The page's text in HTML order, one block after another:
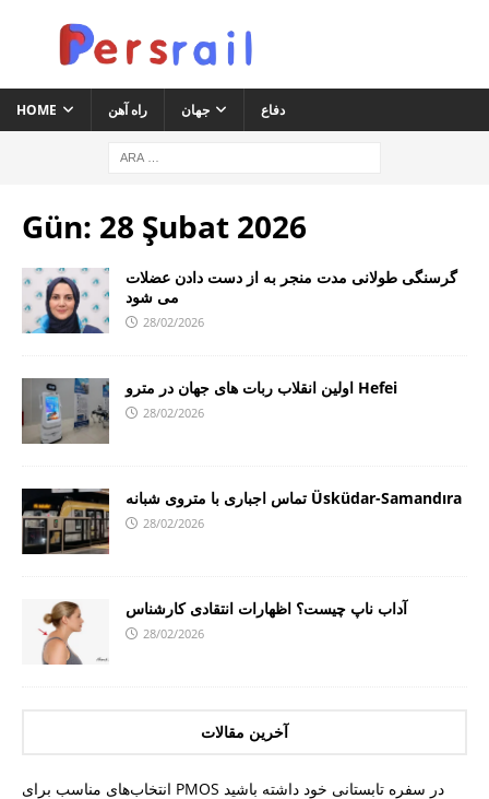
HOME راه آهن جهان دفاع
Gün: 28 Şubat 2026
گرسنگی طولانی مدت منجر به از دست دادن عضلات
می شود
28/02/2026
اولین انقلاب ربات های جهان در مترو Hefei
28/02/2026
تماس اجباری با متروی شبانه Üsküdar-Samandıra
28/02/2026
آداب ناپ چیست؟ اظهارات انتقادی کارشناس
28/02/2026
آخرین مقالات
انتخاب‌های مناسب برای PMOS در سفره تابستانی خود داشته باشید